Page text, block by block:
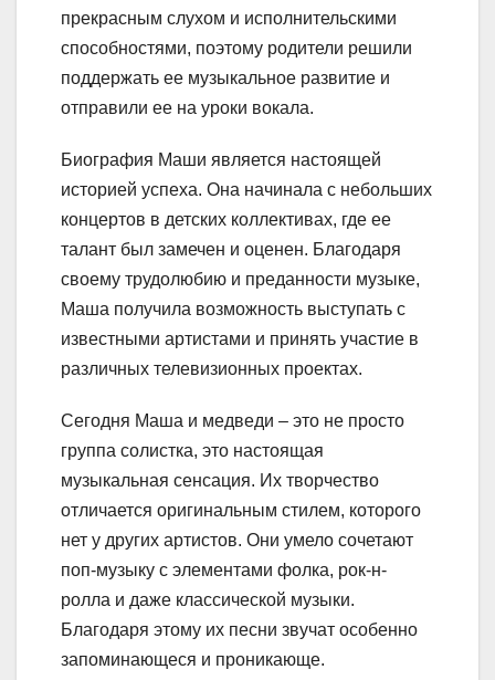
прекрасным слухом и исполнительскими
способностями, поэтому родители решили
поддержать ее музыкальное развитие и
отправили ее на уроки вокала.
Биография Маши является настоящей
историей успеха. Она начинала с небольших
концертов в детских коллективах, где ее
талант был замечен и оценен. Благодаря
своему трудолюбию и преданности музыке,
Маша получила возможность выступать с
известными артистами и принять участие в
различных телевизионных проектах.
Сегодня Маша и медведи – это не просто
группа солистка, это настоящая
музыкальная сенсация. Их творчество
отличается оригинальным стилем, которого
нет у других артистов. Они умело сочетают
поп-музыку с элементами фолка, рок-н-
ролла и даже классической музыки.
Благодаря этому их песни звучат особенно
запоминающеся и проникающе.